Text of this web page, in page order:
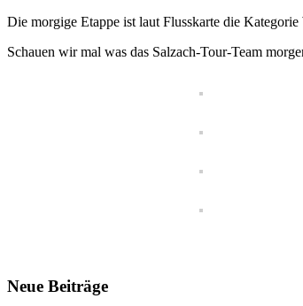
Die morgige Etappe ist laut Flusskarte die
Schauen wir mal was das Salzach-Tour-Team
Neue Beiträge